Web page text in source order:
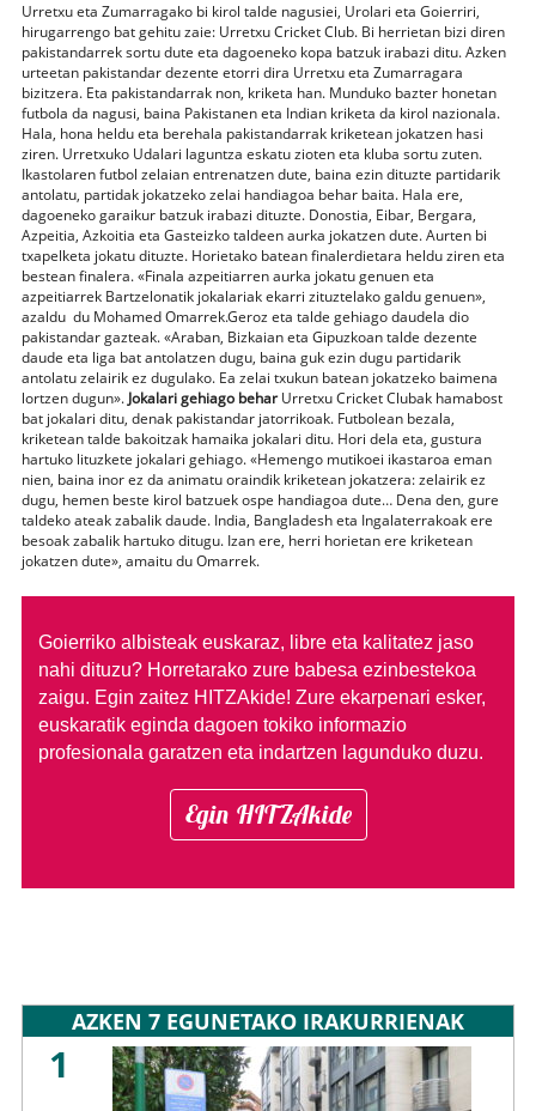
Urretxu eta Zumarragako bi kirol talde nagusiei, Urolari eta Goierriri,
hirugarrengo bat gehitu zaie: Urretxu Cricket Club. Bi herrietan bizi diren
pakistandarrek sortu dute eta dagoeneko kopa batzuk irabazi ditu. Azken
urteetan pakistandar dezente etorri dira Urretxu eta Zumarragara
bizitzera. Eta pakistandarrak non, kriketa han. Munduko bazter honetan
futbola da nagusi, baina Pakistanen eta Indian kriketa da kirol nazionala.
Hala, hona heldu eta berehala pakistandarrak kriketean jokatzen hasi
ziren. Urretxuko Udalari laguntza eskatu zioten eta kluba sortu zuten.
Ikastolaren futbol zelaian entrenatzen dute, baina ezin dituzte partidarik
antolatu, partidak jokatzeko zelai handiagoa behar baita. Hala ere,
dagoeneko garaikur batzuk irabazi dituzte. Donostia, Eibar, Bergara,
Azpeitia, Azkoitia eta Gasteizko taldeen aurka jokatzen dute. Aurten bi
txapelketa jokatu dituzte. Horietako batean finalerdietara heldu ziren eta
bestean finalera. «Finala azpeitiarren aurka jokatu genuen eta
azpeitiarrek Bartzelonatik jokalariak ekarri zituztelako galdu genuen»,
azaldu du Mohamed Omarrek.Geroz eta talde gehiago daudela dio
pakistandar gazteak. «Araban, Bizkaian eta Gipuzkoan talde dezente
daude eta liga bat antolatzen dugu, baina guk ezin dugu partidarik
antolatu zelairik ez dugulako. Ea zelai txukun batean jokatzeko baimena
lortzen dugun». Jokalari gehiago beharUrretxu Cricket Clubak hamabost
bat jokalari ditu, denak pakistandar jatorrikoak. Futbolean bezala,
kriketean talde bakoitzak hamaika jokalari ditu. Hori dela eta, gustura
hartuko lituzkete jokalari gehiago. «Hemengo mutikoei ikastaroa eman
nien, baina inor ez da animatu oraindik kriketean jokatzera: zelairik ez
dugu, hemen beste kirol batzuek ospe handiagoa dute… Dena den, gure
taldeko ateak zabalik daude. India, Bangladesh eta Ingalaterrakoak ere
besoak zabalik hartuko ditugu. Izan ere, herri horietan ere kriketean
jokatzen dute», amaitu du Omarrek.
Goierriko albisteak euskaraz, libre eta kalitatez jaso
nahi dituzu? Horretarako zure babesa ezinbestekoa
zaigu. Egin zaitez HITZAkide! Zure ekarpenari esker,
euskaratik eginda dagoen tokiko informazio
profesionala garatzen eta indartzen lagunduko duzu.
Egin HITZAkide
AZKEN 7 EGUNETAKO IRAKURRIENAK
1